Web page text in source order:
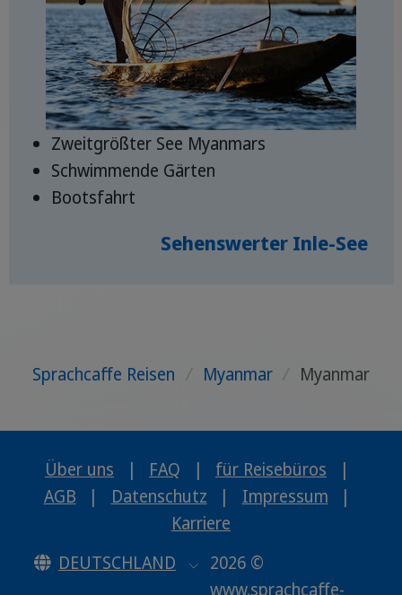
Zweitgrößter See Myanmars
Schwimmende Gärten
Bootsfahrt
Sehenswerter Inle-See
Sprachcaffe Reisen / Myanmar / Myanmar
Über uns | FAQ | für Reisebüros
|
AGB
| Datenschutz | Impressum
|
Karriere
DEUTSCHLAND
2026 ©
www.sprachcaffe-